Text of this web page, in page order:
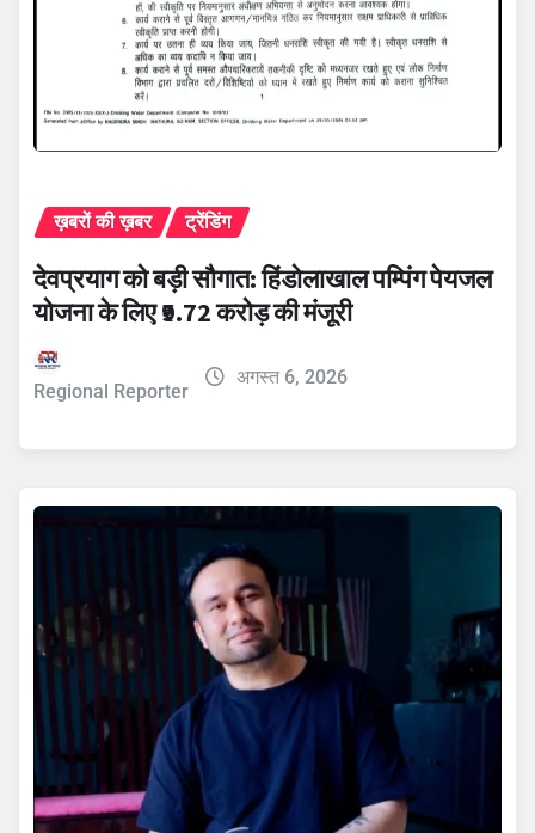
ख़बरों की ख़बर ट्रेंडिंग
देवप्रयाग को बड़ी सौगात: हिंडोलाखाल पम्पिंग पेयजल
योजना के लिए ₹9.72 करोड़ की मंजूरी
Regional Reporter
अगस्त 6, 2026